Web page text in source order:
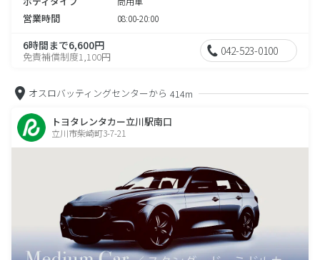
営業時間 08:00-20:00
6時間まで6,600円
免責補償制度1,100円 042-523-0100
オスロバッティングセンターから 414m
トヨタレンタカー立川駅南口
立川市柴崎町3-7-21